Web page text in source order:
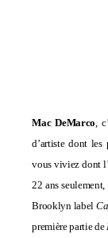
Mac DeMarco,
d’artiste dont les
vous viviez dont
22 ans
Brooklyn label
première partie de